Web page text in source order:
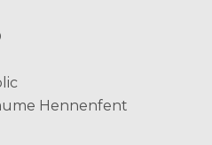
Hennenfent